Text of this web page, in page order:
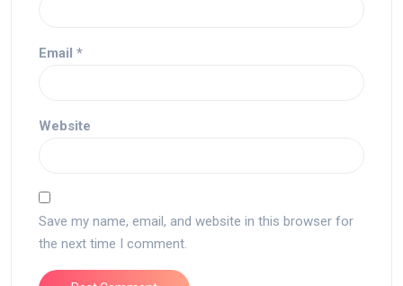
Email *
Website
Save my name, email, and website in this browser for
the next time I comment.